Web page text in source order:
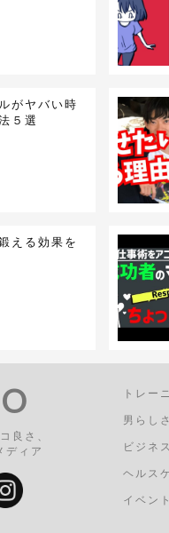
がヤバい時
５選
える効果を
良さ、
ディア
トレー
男らしさ
ビジネス
ヘルス
イベント